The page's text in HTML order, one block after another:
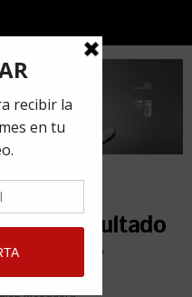
el resultado
la calle